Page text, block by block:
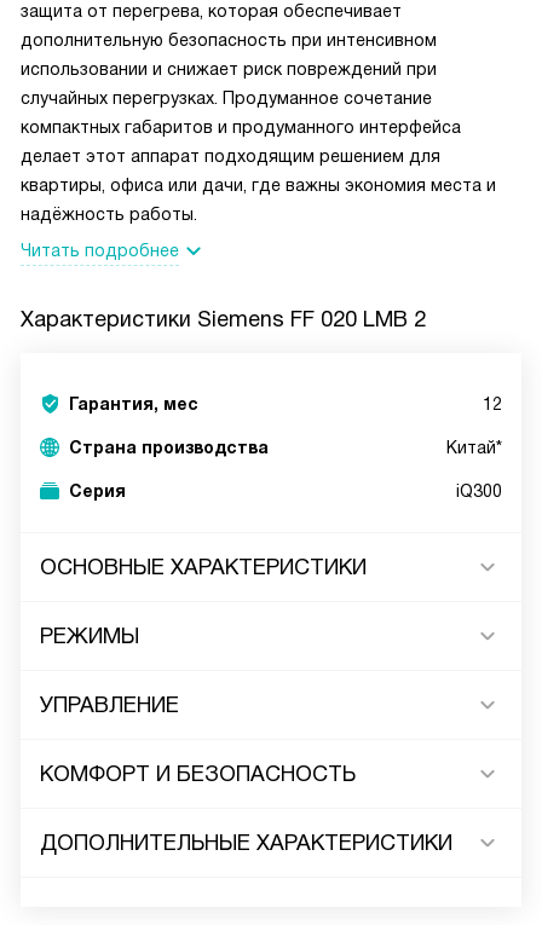
защита от перегрева, которая обеспечивает
дополнительную безопасность при интенсивном
использовании и снижает риск повреждений при
случайных перегрузках. Продуманное сочетание
компактных габаритов и продуманного интерфейса
делает этот аппарат подходящим решением для
квартиры, офиса или дачи, где важны экономия места и
надёжность работы.
Читать подробнее
Характеристики Siemens FF 020 LMB 2
Гарантия, мес 12
Страна производства Китай*
Серия iQ300
ОСНОВНЫЕ ХАРАКТЕРИСТИКИ
РЕЖИМЫ
УПРАВЛЕНИЕ
КОМФОРТ И БЕЗОПАСНОСТЬ
ДОПОЛНИТЕЛЬНЫЕ ХАРАКТЕРИСТИКИ